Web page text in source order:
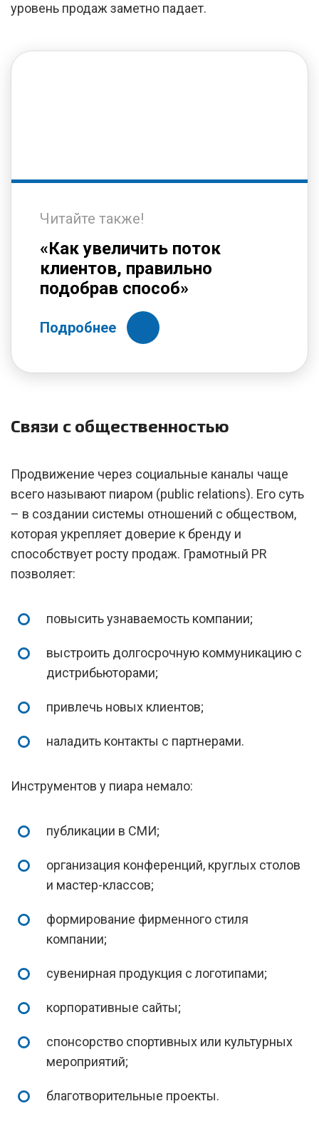
уровень продаж заметно падает.
Читайте также!
«Как увеличить поток
клиентов, правильно
подобрав способ»
Подробнее
Связи с общественностью
Продвижение через социальные каналы чаще
всего называют пиаром (public relations). Его суть
– в создании системы отношений с обществом,
которая укрепляет доверие к бренду и
способствует росту продаж. Грамотный PR
позволяет:
повысить узнаваемость компании;
выстроить долгосрочную коммуникацию с
дистрибьюторами;
привлечь новых клиентов;
наладить контакты с партнерами.
Инструментов у пиара немало:
публикации в СМИ;
организация конференций, круглых столов
и мастер-классов;
формирование фирменного стиля
компании;
сувенирная продукция с логотипами;
корпоративные сайты;
спонсорство спортивных или культурных
мероприятий;
благотворительные проекты.